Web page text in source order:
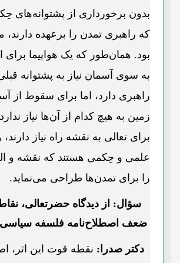
بدون برخورداری از پشتوانه‌های
که راهبری تمدن را برعهده دارند،
بود. همان‌طور که یک هواپیما برای
به سوی آسمان نیاز به پشتوانه
راهبری دارد، اما برای سقوط از
زمین به هیچ کدام از آن‌ها نیاز
برای تعالی به نقشه راه نیاز
علمی و حِکمی هستند که نقشه و
را برای تمدن‌ها طراحی می‌نماید.
سؤال: از دیدگاه حضرتعالی،
ضعف اصطلاح‌نامه فلسفه سیاسی
دکتر صدرا: نقطه قوت این اثر،